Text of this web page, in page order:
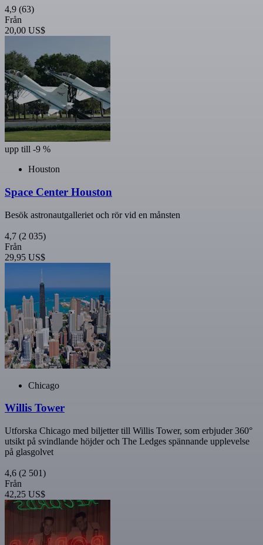
4,9 (63)
Från
20,00 US$
upp till -9 %
Houston
Space Center Houston
Besök astronautgalleriet och rör vid en månsten
4,7 (2 035)
Från
29,95 US$
Chicago
Willis Tower
Utforska Chicago med biljetter till Willis Tower, som erbjuder 360°
utsikt på svindlande höjder och The Ledges spännande upplevelse
på glasgolvet
4,6 (2 501)
Från
42,25 US$